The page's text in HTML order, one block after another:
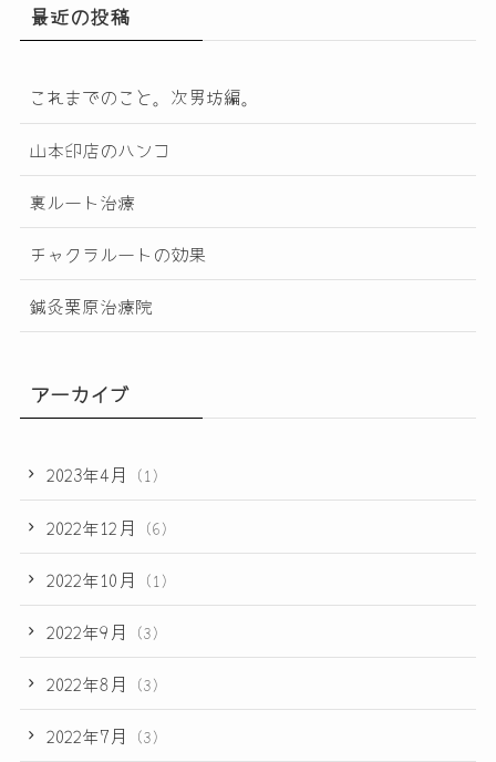
最近の投稿
これまでのこと。次男坊編。
山本印店のハンコ
裏ルート治療
チャクラルートの効果
鍼灸栗原治療院
アーカイブ
2023年4月 (1)
2022年12月 (6)
2022年10月 (1)
2022年9月 (3)
2022年8月 (3)
2022年7月 (3)